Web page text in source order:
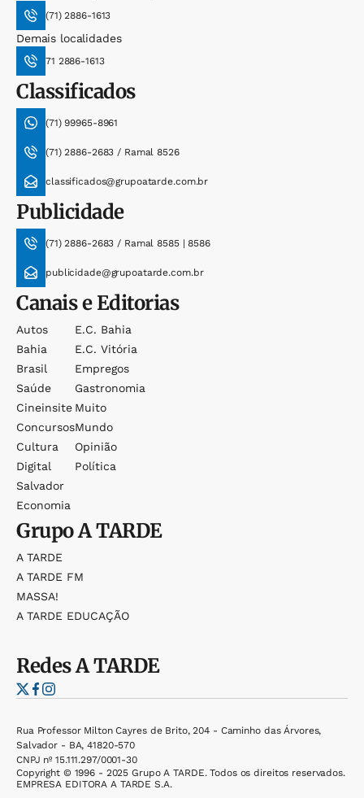
(71) 2886-1613
Demais localidades
71 2886-1613
Classificados
(71) 99965-8961
(71) 2886-2683 / Ramal 8526
classificados@grupoatarde.com.br
Publicidade
(71) 2886-2683 / Ramal 8585 | 8586
publicidade@grupoatarde.com.br
Canais e Editorias
Autos
Bahia
Brasil
Saúde
Cineinsite
Concursos
Cultura
Digital
Salvador
Economia
E.c. Bahia
E.c. Vitória
Empregos
Gastronomia
Muito
Mundo
Opinião
Política
GrupoA TARDE
A TARDE
A TARDE FM
MASSA!
A TARDE EDUCAÇÃO
RedesA TARDE
Rua Professor Milton Cayres de Brito, 204 - Caminho das Árvores,
Salvador - BA, 41820-570
CNPJ nº 15.111.297/0001-30
Copyright © 1996 - 2025 Grupo A TARDE. Todos os direitos reservados.
EMPRESA EDITORA A TARDE S.A.